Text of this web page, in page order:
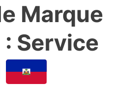
Marque
: Service